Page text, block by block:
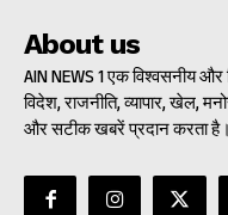
About us
AIN NEWS 1 एक विश्वसनीय और
विदेश, राजनीति, व्यापार, खेल,
और सटीक खबरें प्रदान करता है।